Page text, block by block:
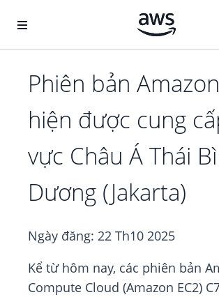
Phiên bản
hiện được cung
vực Châu Á Thái
Dương (Jakarta)
Ngày đăng: 22 Th10 2025
Kể từ hôm nay, các phiên bản
Compute Cloud (Amazon EC2)